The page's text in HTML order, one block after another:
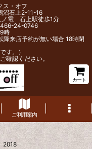
ス・オフ
石上2-11-16
ノ電 石上駅徒歩1分
24-0746
時
降来店予約が無い場合 18時閉
す。）
確認ください。
カート
ご利用案内